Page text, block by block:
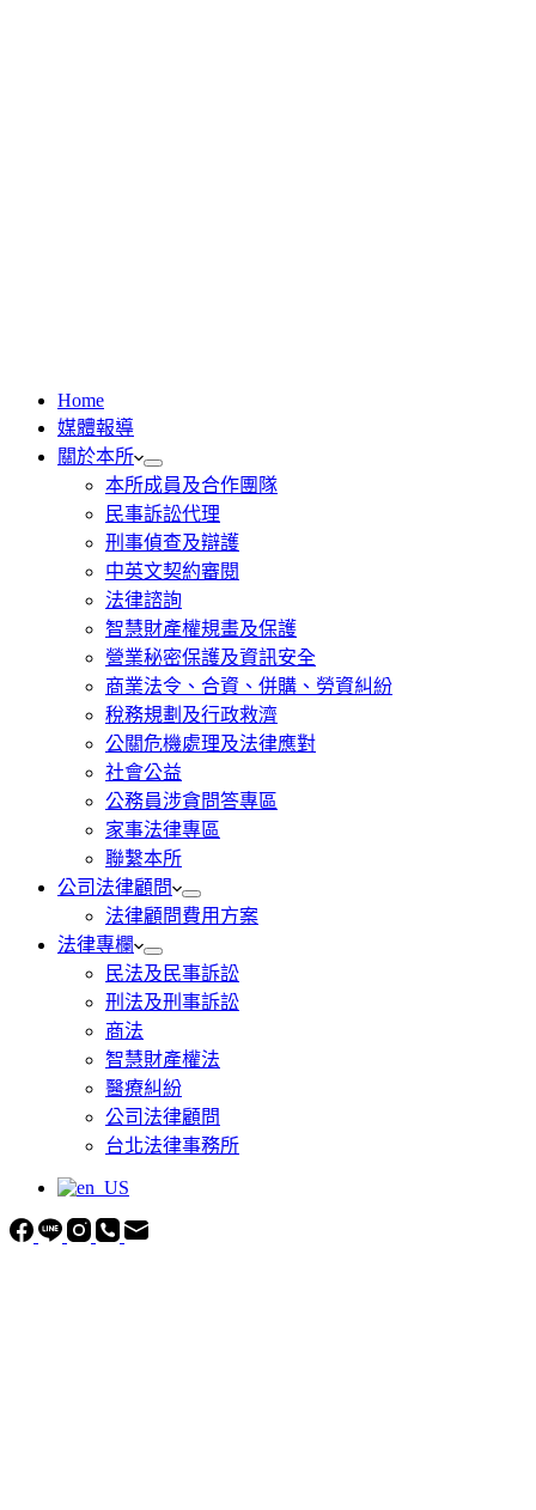
Home
媒體報導
關於本所
本所成員及合作團隊
民事訴訟代理
刑事偵查及辯護
中英文契約審閱
法律諮詢
智慧財產權規畫及保護
營業秘密保護及資訊安全
商業法令、合資、併購、勞資糾紛
稅務規劃及行政救濟
公關危機處理及法律應對
社會公益
公務員涉貪問答專區
家事法律專區
聯繫本所
公司法律顧問
法律顧問費用方案
法律專欄
民法及民事訴訟
刑法及刑事訴訟
商法
智慧財產權法
醫療糾紛
公司法律顧問
台北法律事務所